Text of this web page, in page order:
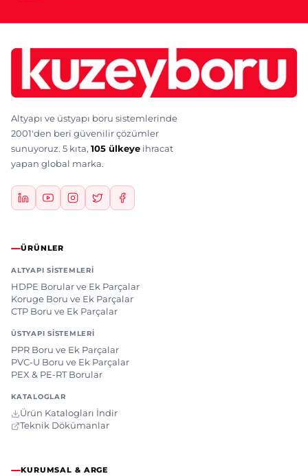
Altyapı ve üstyapı boru sistemlerinde
2001'den beri güvenilir çözümler
sunuyoruz. 5 kıta, 105 ülkeye ihracat
yapan global marka.
ÜRÜNLER
ALTYAPI SISTEMLERI
HDPE Borular ve Ek Parçalar
Koruge Boru ve Ek Parçalar
CTP Boru ve Ek Parçalar
ÜSTYAPI SISTEMLERI
PPR Boru ve Ek Parçalar
PVC-U Boru ve Ek Parçalar
PEX & PE-RT Borular
KATALOGLAR
Ürün Katalogları İndir
Teknik Dökümanlar
KURUMSAL & ARGE